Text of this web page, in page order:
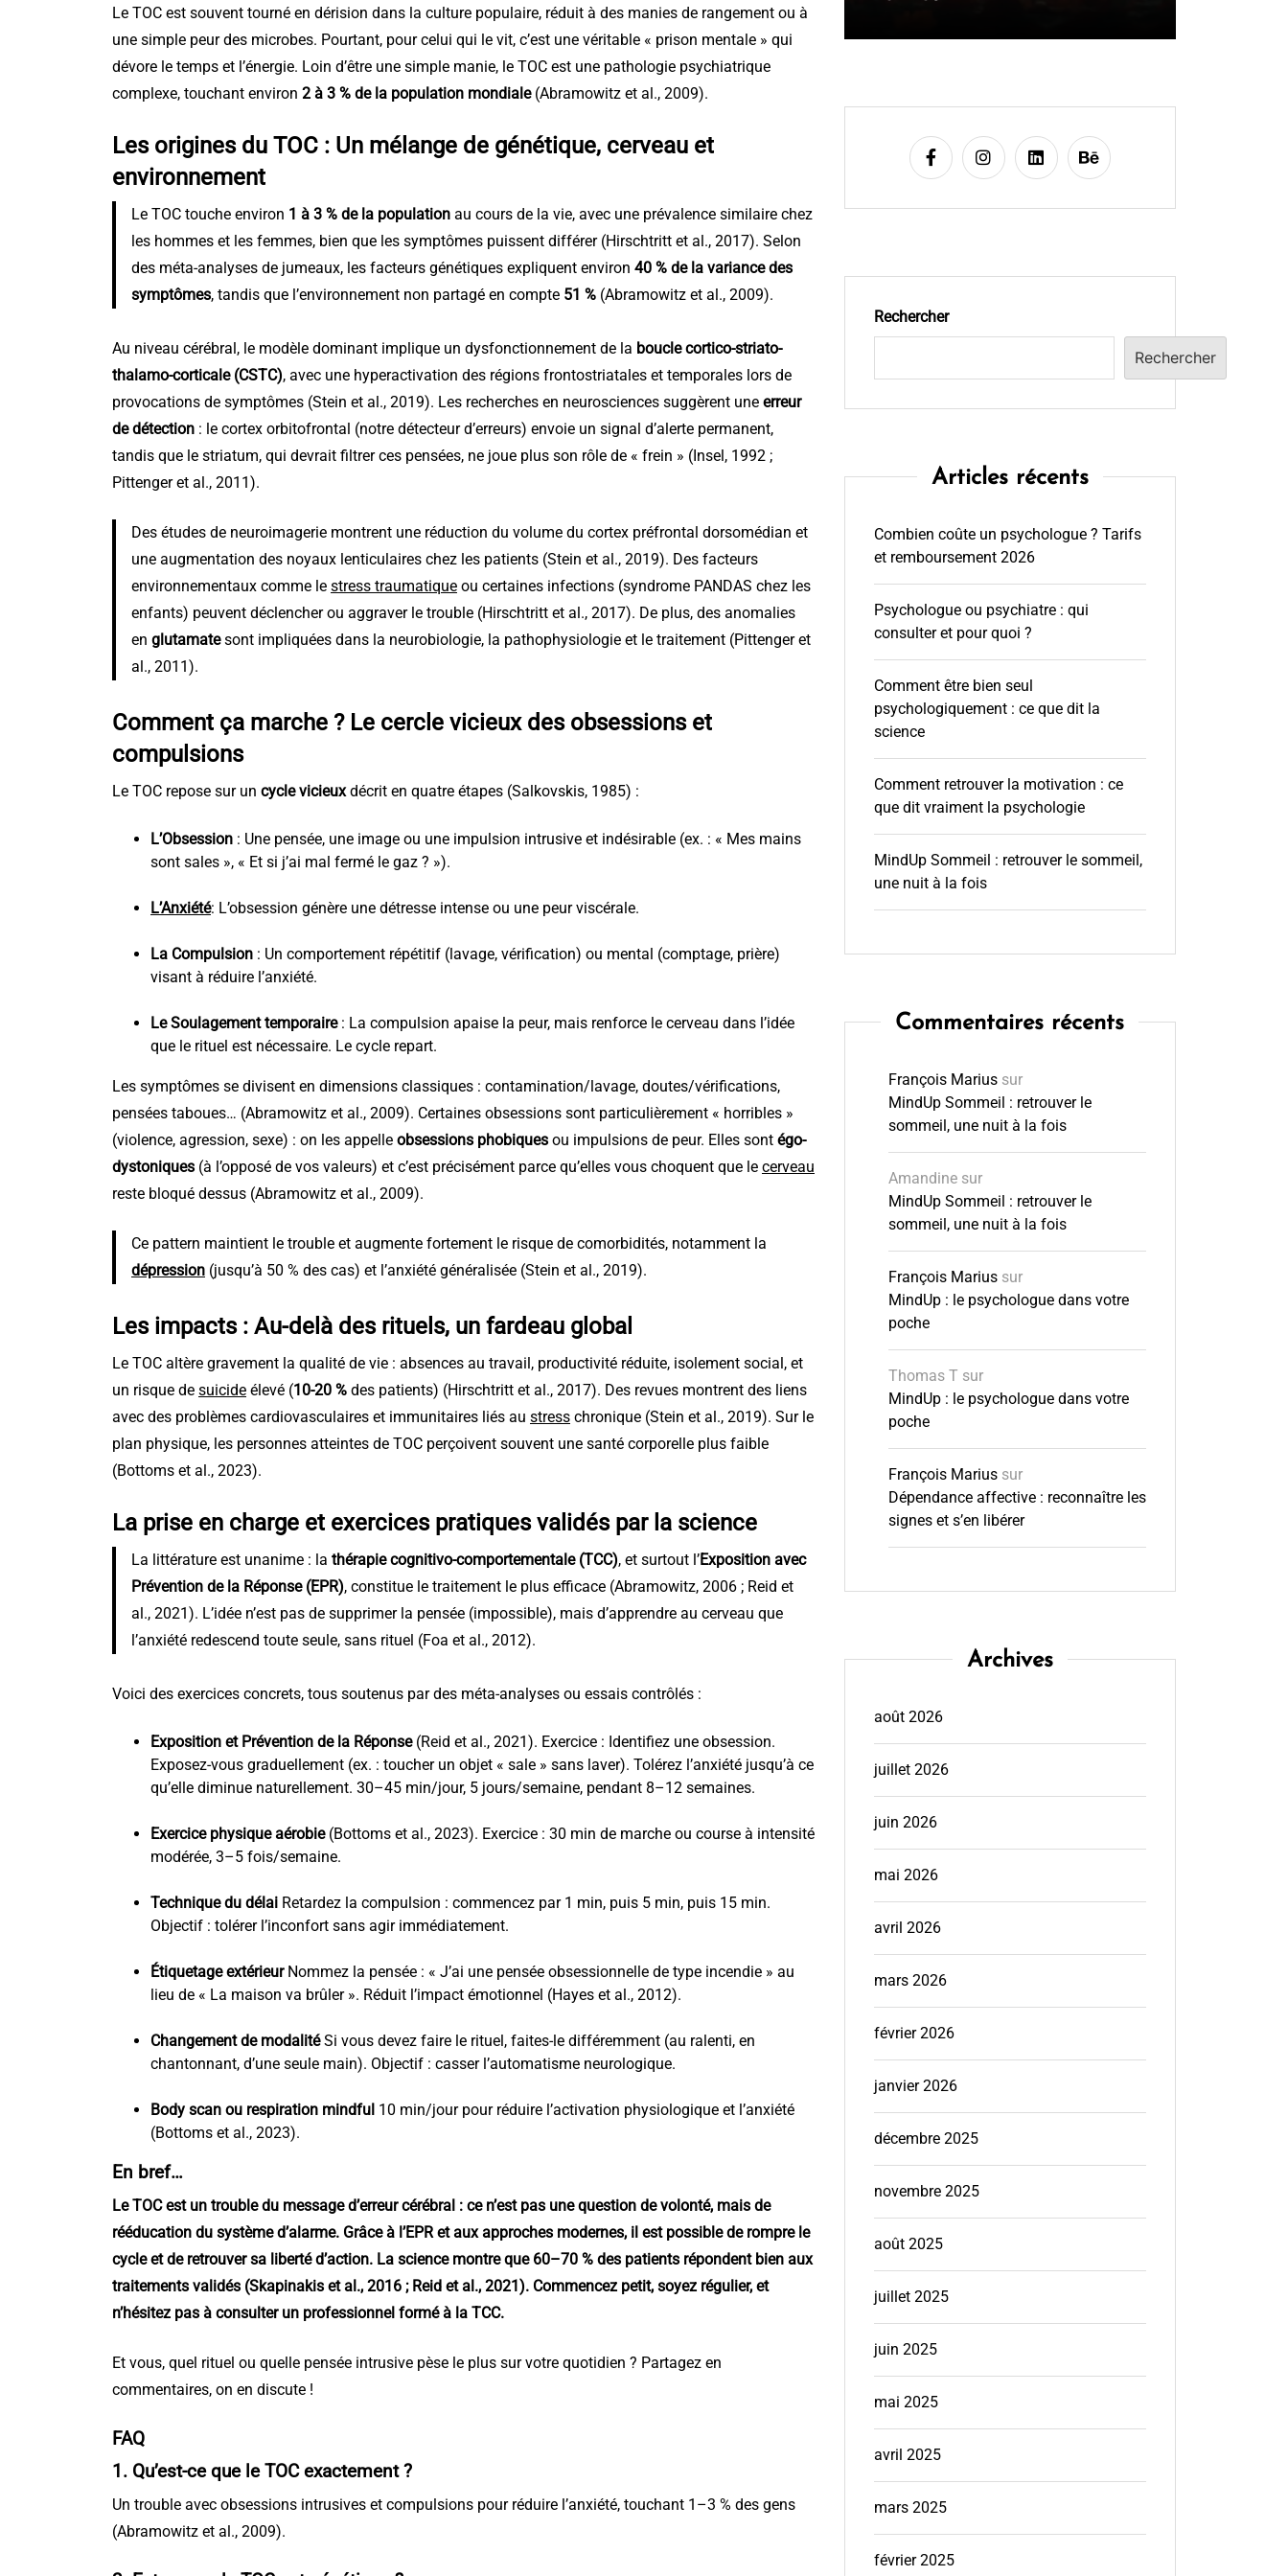
Le TOC est souvent tourné en dérision dans la culture populaire, réduit à des manies de rangement ou à
une simple peur des microbes. Pourtant, pour celui qui le vit, c’est une véritable « prison mentale » qui
dévore le temps et l’énergie. Loin d’être une simple manie, le TOC est une pathologie psychiatrique
complexe, touchant environ 2 à 3 % de la population mondiale(Abramowitz et al., 2009).
Les origines du TOC : Un mélange de génétique, cerveau et
environnement
Le TOC touche environ 1 à 3 % de la population au cours de la vie, avec une prévalence similaire chez
les hommes et les femmes, bien que les symptômes puissent différer (Hirschtritt et al., 2017). Selon
des méta-analyses de jumeaux, les facteurs génétiques expliquent environ 40 % de la variance des
symptômes, tandis que l’environnement non partagé en compte 51 % (Abramowitz et al., 2009).
Au niveau cérébral, le modèle dominant implique un dysfonctionnement de la boucle cortico-striato-
thalamo-corticale (CSTC), avec une hyperactivation des régions frontostriatales et temporales lors de
provocations de symptômes (Stein et al., 2019). Les recherches en neurosciences suggèrent une erreur
de détection : le cortex orbitofrontal (notre détecteur d’erreurs) envoie un signal d’alerte permanent,
tandis que le striatum, qui devrait filtrer ces pensées, ne joue plus son rôle de « frein » (Insel, 1992 ;
Pittenger et al., 2011).
Des études de neuroimagerie montrent une réduction du volume du cortex préfrontal dorsomédian et
une augmentation des noyaux lenticulaires chez les patients (Stein et al., 2019). Des facteurs
environnementaux comme le stress traumatique ou certaines infections (syndrome PANDAS chez les
enfants) peuvent déclencher ou aggraver le trouble (Hirschtritt et al., 2017). De plus, des anomalies
en glutamatesont impliquées dans la neurobiologie, la pathophysiologie et le traitement (Pittenger et
al., 2011).
Comment ça marche ? Le cercle vicieux des obsessions et
compulsions
Le TOC repose sur un cycle vicieuxdécrit en quatre étapes (Salkovskis, 1985) :
L’Obsession : Une pensée, une image ou une impulsion intrusive et indésirable (ex. : « Mes mains
sont sales », « Et si j’ai mal fermé le gaz ? »).
L’Anxiété: L’obsession génère une détresse intense ou une peur viscérale.
La Compulsion : Un comportement répétitif (lavage, vérification) ou mental (comptage, prière)
visant à réduire l’anxiété.
Le Soulagement temporaire: La compulsion apaise la peur, mais renforce le cerveau dans l’idée
que le rituel est nécessaire. Le cycle repart.
Les symptômes se divisent en dimensions classiques : contamination/lavage, doutes/vérifications,
pensées taboues… (Abramowitz et al., 2009). Certaines obsessions sont particulièrement « horribles »
(violence, agression, sexe) : on les appelle obsessions phobiques ou impulsions de peur. Elles sont égo-
dystoniques (à l’opposé de vos valeurs) et c’est précisément parce qu’elles vous choquent que le cerveau
reste bloqué dessus (Abramowitz et al., 2009).
Ce pattern maintient le trouble et augmente fortement le risque de comorbidités, notamment la
dépression (jusqu’à 50 % des cas) et l’anxiété généralisée (Stein et al., 2019).
Les impacts : Au-delà des rituels, un fardeau global
Le TOC altère gravement la qualité de vie : absences au travail, productivité réduite, isolement social, et
un risque de suicide élevé (10-20 % des patients) (Hirschtritt et al., 2017). Des revues montrent des liens
avec des problèmes cardiovasculaires et immunitaires liés au stress chronique (Stein et al., 2019). Sur le
plan physique, les personnes atteintes de TOC perçoivent souvent une santé corporelle plus faible
(Bottoms et al., 2023).
La prise en charge et exercices pratiques validés par la science
La littérature est unanime : la thérapie cognitivo-comportementale (TCC), et surtout l’Exposition avec
Prévention de la Réponse (EPR), constitue le traitement le plus efficace (Abramowitz, 2006 ; Reid et
al., 2021). L’idée n’est pas de supprimer la pensée (impossible), mais d’apprendre au cerveau que
l’anxiété redescend toute seule, sans rituel (Foa et al., 2012).
Voici des exercices concrets, tous soutenus par des méta-analyses ou essais contrôlés :
Exposition et Prévention de la Réponse(Reid et al., 2021). Exercice : Identifiez une obsession.
Exposez-vous graduellement (ex. : toucher un objet « sale » sans laver). Tolérez l’anxiété jusqu’à ce
qu’elle diminue naturellement. 30–45 min/jour, 5 jours/semaine, pendant 8–12 semaines.
Exercice physique aérobie(Bottoms et al., 2023). Exercice : 30 min de marche ou course à intensité
modérée, 3–5 fois/semaine.
Technique du délai Retardez la compulsion : commencez par 1 min, puis 5 min, puis 15 min.
Objectif : tolérer l’inconfort sans agir immédiatement.
Étiquetage extérieurNommez la pensée : « J’ai une pensée obsessionnelle de type incendie » au
lieu de « La maison va brûler ». Réduit l’impact émotionnel (Hayes et al., 2012).
Changement de modalitéSi vous devez faire le rituel, faites-le différemment (au ralenti, en
chantonnant, d’une seule main). Objectif : casser l’automatisme neurologique.
Body scan ou respiration mindful 10 min/jour pour réduire l’activation physiologique et l’anxiété
(Bottoms et al., 2023).
En bref…
Le TOC est un trouble du message d’erreur cérébral : ce n’est pas une question de volonté, mais de
rééducation du système d’alarme. Grâce à l’EPR et aux approches modernes, il est possible de rompre le
cycle et de retrouver sa liberté d’action. La science montre que 60–70 % des patients répondent bien aux
traitements validés (Skapinakis et al., 2016 ; Reid et al., 2021). Commencez petit, soyez régulier, et
n’hésitez pas à consulter un professionnel formé à la TCC.
Et vous, quel rituel ou quelle pensée intrusive pèse le plus sur votre quotidien ? Partagez en
commentaires, on en discute !
FAQ
1. Qu’est-ce que le TOC exactement ?
Un trouble avec obsessions intrusives et compulsions pour réduire l’anxiété, touchant 1–3 % des gens
(Abramowitz et al., 2009).
Rechercher
Rechercher
Articles récents
Combien coûte un psychologue ? Tarifs
et remboursement 2026
Psychologue ou psychiatre : qui
consulter et pour quoi ?
Comment être bien seul
psychologiquement : ce que dit la
science
Comment retrouver la motivation : ce
que dit vraiment la psychologie
MindUp Sommeil : retrouver le sommeil,
une nuit à la fois
Commentaires récents
François Mariussur
MindUp Sommeil : retrouver le
sommeil, une nuit à la fois
Amandinesur
MindUp Sommeil : retrouver le
sommeil, une nuit à la fois
François Mariussur
MindUp : le psychologue dans votre
poche
Thomas T sur
MindUp : le psychologue dans votre
poche
François Mariussur
Dépendance affective : reconnaître les
signes et s’en libérer
Archives
août 2026
juillet 2026
juin 2026
mai 2026
avril 2026
mars 2026
février 2026
janvier 2026
décembre 2025
novembre 2025
août 2025
juillet 2025
juin 2025
mai 2025
avril 2025
mars 2025
février 2025